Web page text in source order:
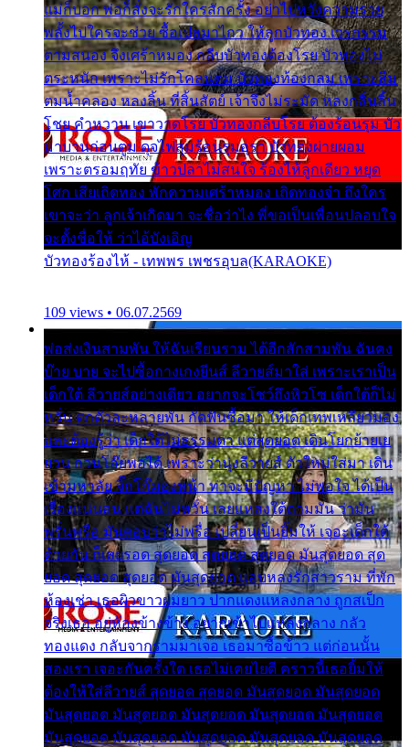
แม่ก็บอก พ่อก็สั่งจะรักใครสักครั้ง อย่าไปหวังความรวย
พลั้งไปใครจะช่วย ซื้อเปลมาไกว ให้ลูกบัวทอง เวรกรรม
ตามสนอง จึงเศร้าหมอง กลีบบัวทองต้องโรย บัวทองไม่
ตระหนัก เพราะไม่รักโคลนตม บัวทองท้องกลม เพราะลืม
ตมน้ำคลอง หลงลิ้น ที่สิ้นสัตย์ เจ้าจึงไม่ระมัด หลงกลิ่นลิ้น
โชย คำหวาน เขาวาดโรย บัวทองกลีบโรย ต้องร้อนรุม บัว
มาบานก่อนตูม ดุจไฟสุมร้อนรุมอุรา บัวทองผ่ายผอม
เพราะตรอมฤทัย ข้าวปลาไม่สนใจ ร้องไห้ลูกเดียว หยุด
โศก เสียเถิดทอง พักความเศร้าหมอง เถิดทองจ๋า ถึงใคร
เขาจะว่า ลูกเจ้าเกิดมา จะชื่อว่าไง พี่ขอเป็นเพื่อนปลอบใจ
จะตั้งชื่อให้ ว่าไอ้บังเอิญ
บัวทองร้องไห้ - เทพพร เพชรอุบล(KARAOKE)
109 views • 06.07.2569
พ่อส่งเงินสามพัน ให้ฉันเรียนราม ได้อีกสักสามพัน ฉันคง
บ๊าย บาย จะไปซื้อกางเกงยีนส์ ลีวายส์มาใส่ เพราะเราเป็น
เด็กใต้ ลีวายส์อย่างเดียว อยากจะโชว์ถึงหิวโซ เด็กใต้ก็ไม่
หวั่น ตกตัวละหลายพัน กัดฟันซื้อมา ให้เด็กเทพเหลียวมอง
และต้องรู้ว่า เด็กใต้ไม่ธรรมดา แต่สุดยอด เดินโยกย้ายเย
ยวน กวนโอ๊ยพอได้ เพราะว่านุ่งลีวายส์ ตัวใหม่ใส่มา เดิน
เข้ามหาลัย จิ๊กโก๊มองหน้า ท่าจะมีปัญหา ไม่พอใจ ได้เป็น
เรื่องแน่นอน แต่ฉันไม่หวั่น เลยแหลงใต้ถามมัน ว่ามัน
พรั่นพรือ มันตอบว่าไม่พรื่อ เปลี่ยนเป็นยิ้มให้ เจอะเด็กใต้
ด้วยกัน ก็เลยรอด สุดยอด สุดยอด สุดยอด มันสุดยอด สุด
ยอด สุดยอด สุดยอด มันสุดยอด แอบหลงรักสาวราม ที่พัก
ห้องเช่า เธอผิวขาวผมยาว ปากแดงแหลงกลาง ถูกสเป็ก
จริงเธอ อยู่ห้องข้างข้าง อยากเข้าไปแหลงกลาง กลัว
ทองแดง กลับจากรามมาเจอ เธอมาซื้อข้าว แต่ก่อนนั้น
สองเรา เจอะกันครั้งใด เธอไม่เคยไยดี คราวนี้เธอยิ้มให้
ต้องให้ใส่ลีวายส์ สุดยอด สุดยอด มันสุดยอด มันสุดยอด
มันสุดยอด มันสุดยอด มันสุดยอด มันสุดยอด มันสุดยอด
มันสุดยอด มันสุดยอด มันสุดยอด มันสุดยอด มันสุดยอด